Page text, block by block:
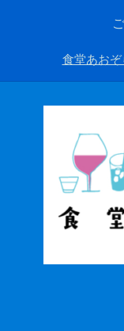
食堂あおぞ